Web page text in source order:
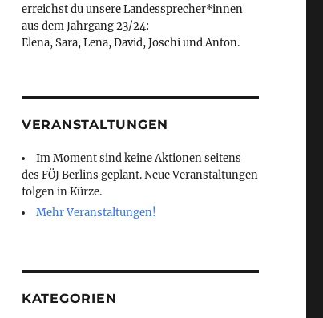
erreichst du unsere Landessprecher*innen
aus dem Jahrgang 23/24:
Elena, Sara, Lena, David, Joschi und Anton.
VERANSTALTUNGEN
Im Moment sind keine Aktionen seitens
des FÖJ Berlins geplant. Neue Veranstaltungen
folgen in Kürze.
Mehr Veranstaltungen!
KATEGORIEN